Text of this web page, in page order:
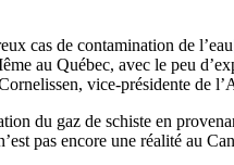
cas de contamination de l’eau
au Québec, avec le peu
vice-présidente de
du gaz de schiste en
pas encore une réalité au